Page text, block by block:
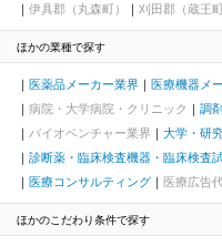
伊具郡（丸森町）
刈田郡（蔵王
ほかの業種で探す
医薬品メーカー業界 医療機器メ
病院・大学病院・クリニック
調
バイオベンチャー業界
大学・研
診断薬・臨床検査機器・臨床検査
医療コンサルティング
医療広告
ほかのこだわり条件で探す